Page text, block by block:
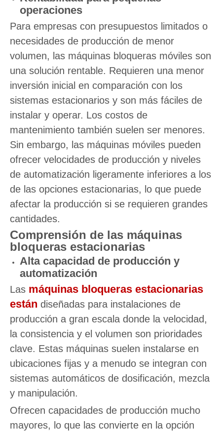
operaciones
Para empresas con presupuestos limitados o
necesidades de producción de menor
volumen, las máquinas bloqueras móviles son
una solución rentable. Requieren una menor
inversión inicial en comparación con los
sistemas estacionarios y son más fáciles de
instalar y operar. Los costos de
mantenimiento también suelen ser menores.
Sin embargo, las máquinas móviles pueden
ofrecer velocidades de producción y niveles
de automatización ligeramente inferiores a los
de las opciones estacionarias, lo que puede
afectar la producción si se requieren grandes
cantidades.
Comprensión de las máquinas
bloqueras estacionarias
Alta capacidad de producción y
automatización
Las máquinas bloqueras estacionarias
están diseñadas para instalaciones de
producción a gran escala donde la velocidad,
la consistencia y el volumen son prioridades
clave. Estas máquinas suelen instalarse en
ubicaciones fijas y a menudo se integran con
sistemas automáticos de dosificación, mezcla
y manipulación.
Ofrecen capacidades de producción mucho
mayores, lo que las convierte en la opción